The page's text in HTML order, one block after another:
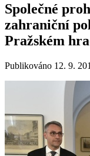
Společné
zahraniční
Pražském
Publikováno 12. 9.